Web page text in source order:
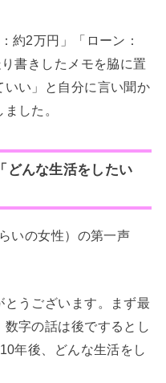
約2万円」「ローン：
書きしたメモを脇に置
い」と自分に言い聞か
した。
どんな生活をしたい
いの女性）の第一声
とうございます。まず最
字の話は後でするとし
年後、どんな生活をし